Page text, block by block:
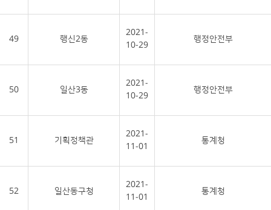
49 행신2동
2021-
10-29
행정안전부
50 일산3동
2021-
10-29
행정안전부
51 기획정책관
2021-
11-01
통계청
52 일산동구청
2021-
11-01
통계청